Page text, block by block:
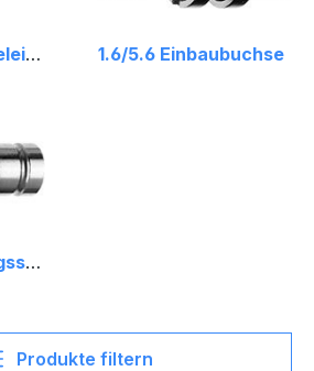
1.6/5.6 Kabelwinkeleinbaubuchse Crimp 1.6/5.6 Einbaubuchse
1.6/5.6 Verbindungsstück
Produkte filtern